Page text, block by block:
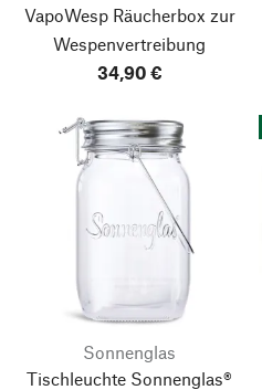
VapoWesp Räucherbox zur
Wespenvertreibung
34,90 €
Sonnenglas
Tischleuchte Sonnenglas®